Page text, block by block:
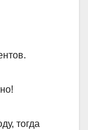
тогда